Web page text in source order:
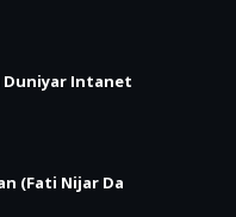
Duniyar Intanet
(Fati Nijar Da